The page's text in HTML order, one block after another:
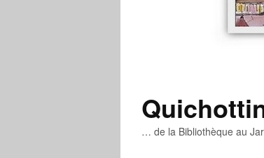
… de la Bibliothèque au